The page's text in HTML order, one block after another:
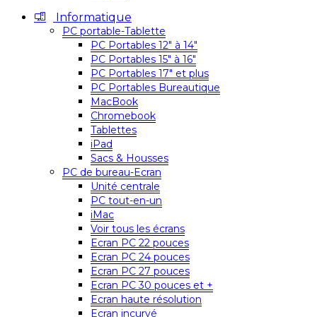
Informatique
PC portable-Tablette
PC Portables 12″ à 14″
PC Portables 15″ à 16″
PC Portables 17″ et plus
PC Portables Bureautique
MacBook
Chromebook
Tablettes
iPad
Sacs & Housses
PC de bureau-Ecran
Unité centrale
PC tout-en-un
iMac
Voir tous les écrans
Ecran PC 22 pouces
Ecran PC 24 pouces
Ecran PC 27 pouces
Ecran PC 30 pouces et +
Ecran haute résolution
Ecran incurvé